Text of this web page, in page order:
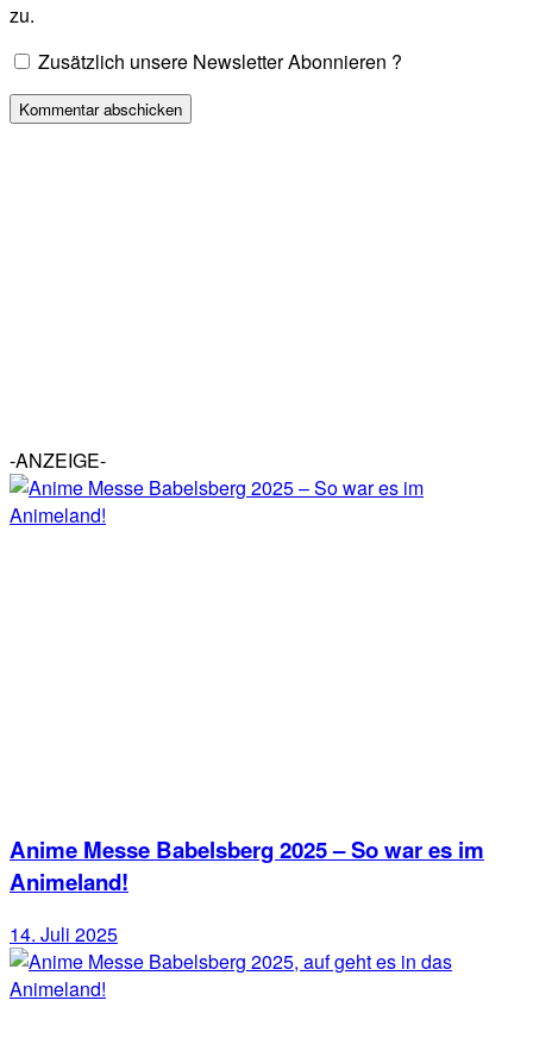
zu.
Zusätzlich unsere Newsletter Abonnieren ?
-ANZEIGE-
Anime Messe Babelsberg 2025 – So war es im
Animeland!
14. Juli 2025